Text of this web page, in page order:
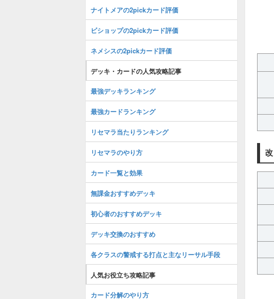
ナイトメアの2pickカード評価
ビショップの2pickカード評価
ネメシスの2pickカード評価
デッキ・カードの人気攻略記事
最強デッキランキング
最強カードランキング
リセマラ当たりランキング
リセマラのやり方
カード一覧と効果
無課金おすすめデッキ
初心者のおすすめデッキ
デッキ交換のおすすめ
各クラスの警戒する打点と主なリーサル手段
人気お役立ち攻略記事
カード分解のやり方